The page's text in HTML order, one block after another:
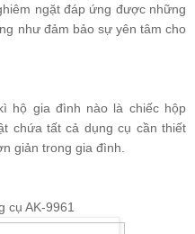
ngặt đáp ứng được những
như đảm bảo sự yên tâm cho
hộ gia đình nào là chiếc hộp
chứa tất cả dụng cụ cần thiết
giản trong gia đình.
cụ AK-9961